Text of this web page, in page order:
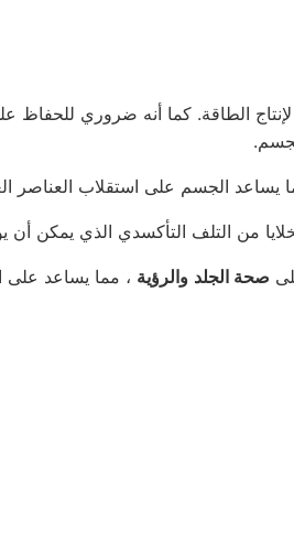
الطاقة. كما أنه ضروري للحفاظ
يساعد الجسم على استقلاب العناصر
من التلف التأكسدي الذي يمكن
صحة الجلد والرؤية ، مما يساعد على